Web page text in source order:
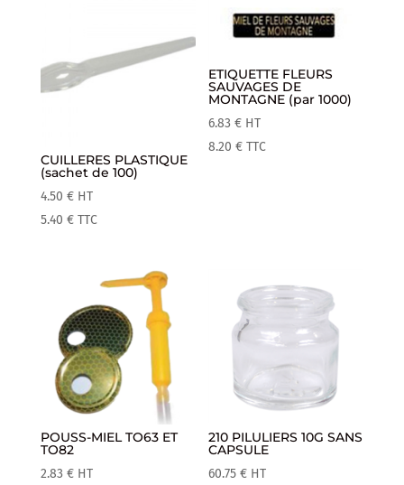
CUILLERES PLASTIQUE
(sachet de 100)
4.50 € HT
5.40 € TTC
ETIQUETTE FLEURS
SAUVAGES DE
MONTAGNE (par 1000)
6.83€ HT
8.20€ TTC
POUSS-MIEL TO63 ET
TO82
2.83 € HT
210 PILULIERS 10G SANS
CAPSULE
60.75€ HT